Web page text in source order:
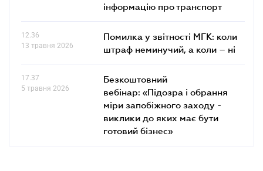
інформацію про транспорт
12.36
13 травня 2026
Помилка у звітності МГК: коли
штраф неминучий, а коли – ні
17.37
5 травня 2026
Безкоштовний
вебінар: «Підозра і обрання
міри запобіжного заходу -
виклики до яких має бути
готовий бізнес»